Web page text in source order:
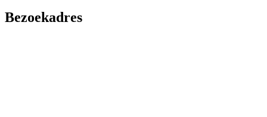
Bezoekadres